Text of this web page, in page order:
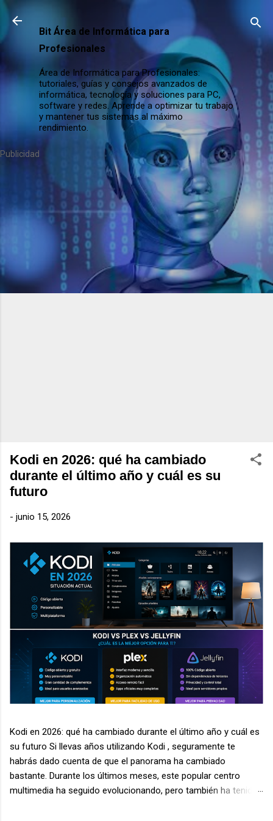
Bit Área de Informática para
Profesionales
Área de Informática para Profesionales:
tutoriales, guías y consejos avanzados de
informática, tecnología y soluciones para PC,
software y redes. Aprende a optimizar tu trabajo
y mantener tus sistemas al máximo
rendimiento.
Publicidad
Kodi en 2026: qué ha cambiado
durante el último año y cuál es su
futuro
- junio 15, 2026
Kodi en 2026: qué ha cambiado durante el último año y cuál es
su futuro Si llevas años utilizando Kodi , seguramente te
habrás dado cuenta de que el panorama ha cambiado
bastante. Durante los últimos meses, este popular centro
multimedia ha seguido evolucionando, pero también ha tenido